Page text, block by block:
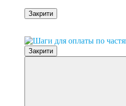
Закрити
Закрити